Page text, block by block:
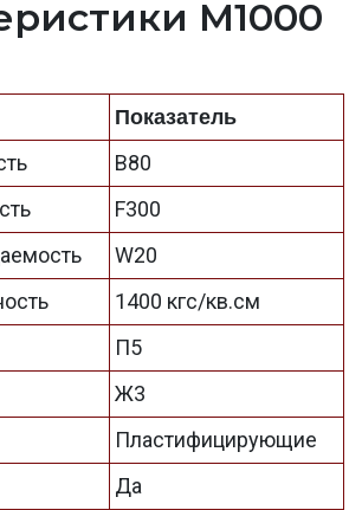
М1000
Показатель
B80
F300
W20
1400 кгс/кв.см
П5
Ж3
Пластифицирующие
Да